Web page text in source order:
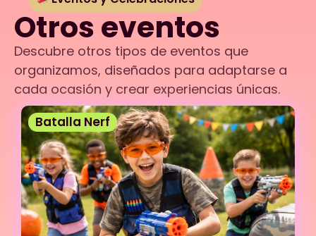
Otros eventos
Descubre otros tipos de eventos que
organizamos, diseñados para adaptarse a
cada ocasión y crear experiencias únicas.
Batalla Nerf